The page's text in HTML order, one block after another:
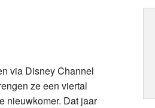
a/d IJssel
via Disney Channel
ze een viertal
nieuwkomer. Dat jaar